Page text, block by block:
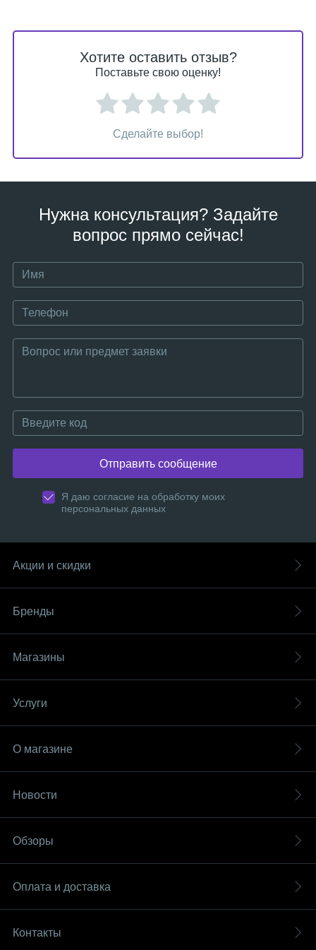
Хотите оставить отзыв?
Поставьте свою оценку!
Сделайте выбор!
Нужна консультация? Задайте
вопрос прямо сейчас!
Отправить сообщение
Я даю согласие на обработку моих
персональных данных
Акции и скидки
Бренды
Магазины
Услуги
О магазине
Новости
Обзоры
Оплата и доставка
Контакты